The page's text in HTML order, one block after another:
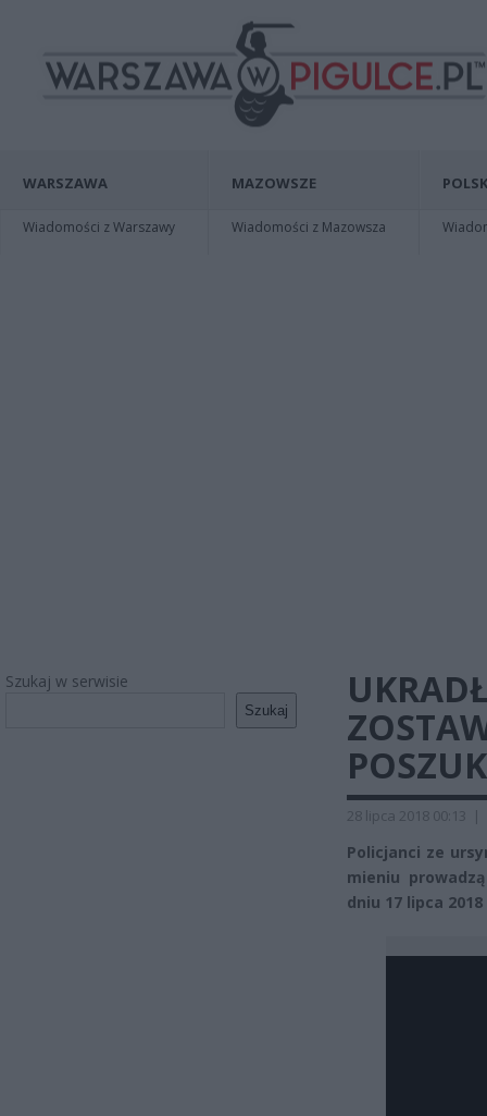
WARSZAWA
Wiadomości z Warszawy
MAZOWSZE
Wiadomości z Mazowsza
Szukaj w serwisie
Szukaj
28 lipca 2018 00:13 |
Policjanci ze
mieniu
dniu 17 lipca